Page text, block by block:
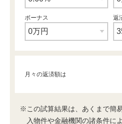
ボーナス 返
月々の返済額は
※この試算結果は、あくまで簡
入物件や金融機関の諸条件に